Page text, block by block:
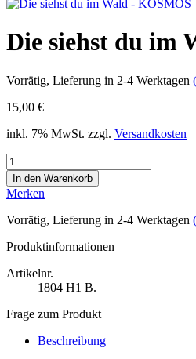
Die siehst du im
Vorrätig, Lieferung in 2-4 Werktagen
15,00 €
inkl. 7% MwSt. zzgl. Versandkosten
Merken
Vorrätig, Lieferung in 2-4 Werktagen
Produktinformationen
Artikelnr.
1804 H1 B.
Frage zum Produkt
Beschreibung